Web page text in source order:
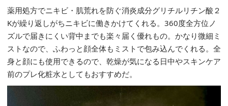
薬用処方でニキビ・肌荒れを防ぐ消炎成分グリチルリチン酸２
Kが繰り返しがちニキビに働きかけてくれる。360度全方位ノ
ズルで届きにくい背中までも楽々届く優れもの。かなり微細ミ
ストなので、ふわっと顔全体もミストで包み込んでくれる。全
身と顔にも使用できるので、乾燥が気になる日中やスキンケア
前のプレ化粧水としてもおすすめだ。